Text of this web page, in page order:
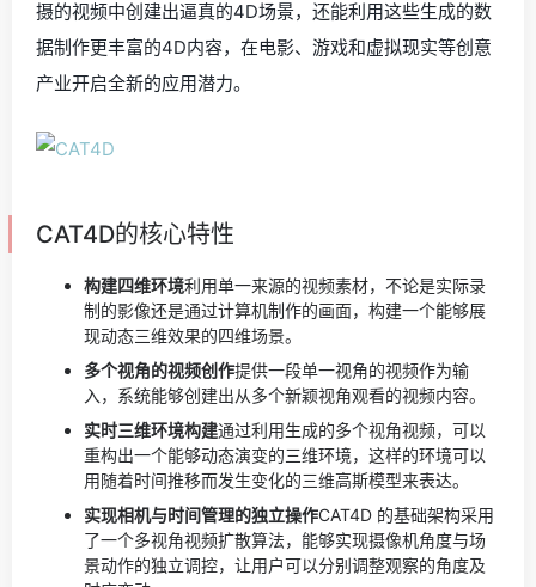
摄的视频中创建出逼真的4D场景，还能利用这些生成的数
据制作更丰富的4D内容，在电影、游戏和虚拟现实等创意
产业开启全新的应用潜力。
CAT4D的核心特性
构建四维环境利用单一来源的视频素材，不论是实际录
制的影像还是通过计算机制作的画面，构建一个能够展
现动态三维效果的四维场景。
多个视角的视频创作提供一段单一视角的视频作为输
入，系统能够创建出从多个新颖视角观看的视频内容。
实时三维环境构建通过利用生成的多个视角视频，可以
重构出一个能够动态演变的三维环境，这样的环境可以
用随着时间推移而发生变化的三维高斯模型来表达。
实现相机与时间管理的独立操作CAT4D 的基础架构采用
了一个多视角视频扩散算法，能够实现摄像机角度与场
景动作的独立调控，让用户可以分别调整观察的角度及